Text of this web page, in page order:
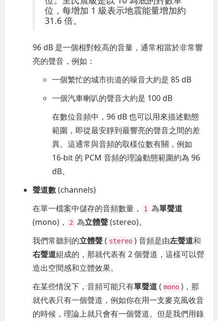
位，每增加 1 級表示地震能量增加約
31.6 倍。
96 dB 是一個相對較高的音量，通常相當於非常響
亮的聲音，例如：
一個繁忙的城市街道的噪音大約是 85 dB
一個汽車喇叭的聲音大約是 100 dB
在數位音頻中，96 dB 也可以用來描述動態
範圍，即從最安靜到最響亮的聲音之間的差
異。這通常與音頻的取樣位數有關，例如
16-bit 的 PCM 音頻的理論動態範圍約為 96
dB。
聲道數(channels)
在單一檔案中儲存的音頻數量，
1 為單聲道
(mono)，
2 為立體聲(stereo)。
我們常聽到的立體聲( stereo ) 音頻是由左聲道和
右聲道組成的，那就代表有 2 個聲道，這樣可以營
造出空間感和立體效果。
在某些情況下，音頻可能只有單聲道( mono )，那
就代表只有一個聲道，例如你在用一支麥克風收音
的時候，理論上就只會有一個聲道。但是我們用錄